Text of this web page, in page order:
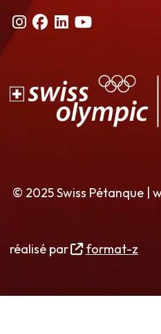
© 2025 Swiss Pétanque |
réalisé par format-z